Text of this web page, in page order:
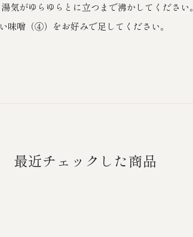
気がゆらゆらとに立つまで沸かしてください。
味噌（④）をお好みで足してください。
最近チェックした商品